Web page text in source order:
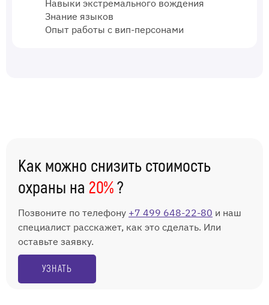
Навыки экстремального вождения
Знание языков
Опыт работы с вип-персонами
Как можно снизить стоимость
охраны на 20%?
Позвоните по телефону +7 499 648-22-80 и наш
специалист расскажет, как это сделать. Или
оставьте заявку.
УЗНАТЬ